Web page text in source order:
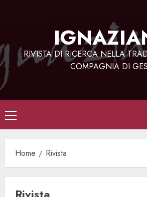
RIVISTA DI RICERCA NELLA
COMPAGNIA DI
Menu
principale
Home Rivista